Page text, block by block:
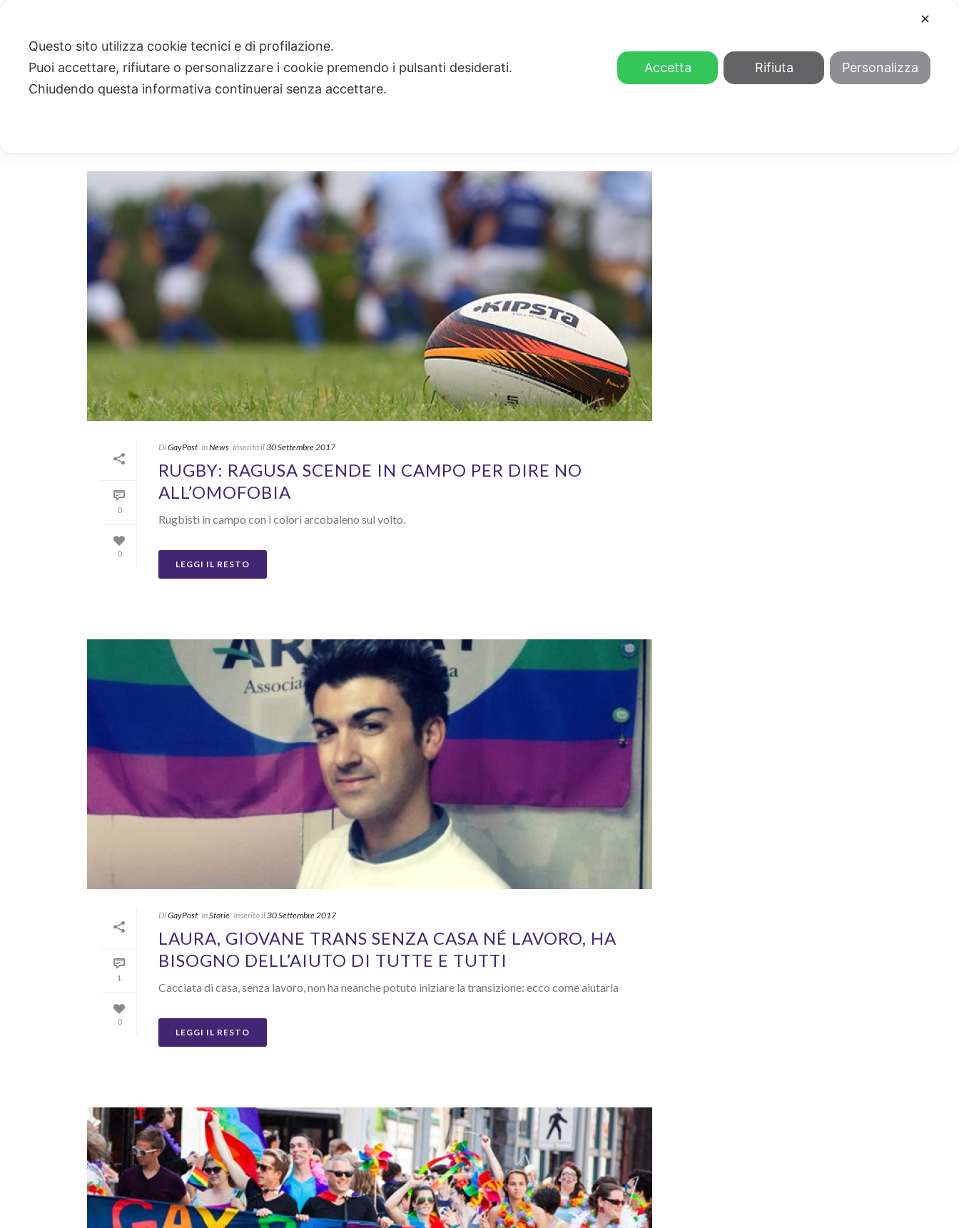
ARCHIVIO
0
0
DiGayPost InNews Inserito il30 Settembre 2017
RUGBY: RAGUSA SCENDE IN CAMPO PER DIRE NO
ALL’OMOFOBIA
Rugbisti in campo con i colori arcobaleno sul volto.
LEGGI IL RESTO
1
0
DiGayPost InStorie Inserito il30 Settembre 2017
LAURA, GIOVANE TRANS SENZA CASA NÉ LAVORO, HA
BISOGNO DELL’AIUTO DI TUTTE E TUTTI
Cacciata di casa, senza lavoro, non ha neanche potuto iniziare la transizione: ecco come aiutarla
LEGGI IL RESTO
✕
Questo sito utilizza cookie tecnici e di profilazione.
Puoi accettare, rifiutare o personalizzare i cookie premendo i pulsanti desiderati.
Chiudendo questa informativa continuerai senza accettare.
Accetta Rifiuta Personalizza